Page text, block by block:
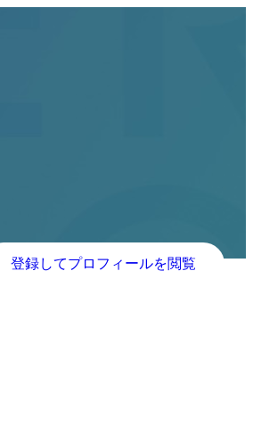
登録してプロフィールを閲覧